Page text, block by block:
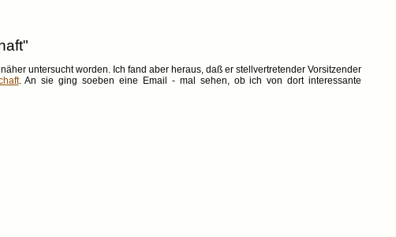
untersucht worden. Ich fand aber heraus, daß er stellvertretender Vorsitzender
. An sie ging soeben eine Email - mal sehen, ob ich von dort interessante